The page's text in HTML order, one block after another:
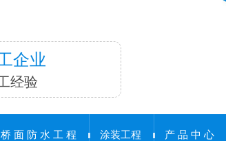
企业
经验
桥 面 防 水 工 程 涂装工程 产 品 中 心